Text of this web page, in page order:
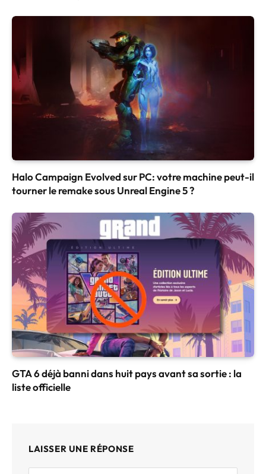
Halo Campaign Evolved sur PC: votre machine peut-il
tourner le remake sous Unreal Engine 5 ?
GTA 6 déjà banni dans huit pays avant sa sortie : la
liste officielle
LAISSER UNE RÉPONSE